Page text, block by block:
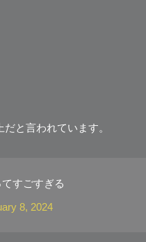
と言われています。
すごすぎる
8, 2024